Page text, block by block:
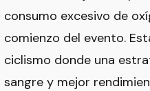
consumo excesivo de
comienzo del evento.
ciclismo donde una
sangre y mejor